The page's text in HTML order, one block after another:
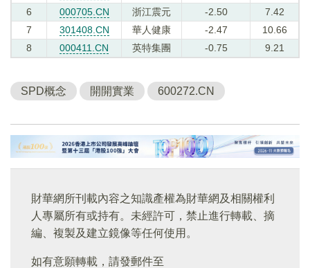
6
000705.CN 浙江震元 -2.50
7.42
7
301408.CN 華人健康 -2.47
10.66
8
000411.CN 英特集團 -0.75 9.21
SPD概念 開開實業 600272.CN
財華網所刊載內容之知識產權為財華網及相關權利
人專屬所有或持有。未經許可，禁止進行轉載、摘
編、複製及建立鏡像等任何使用。
如有意願轉載，請發郵件至